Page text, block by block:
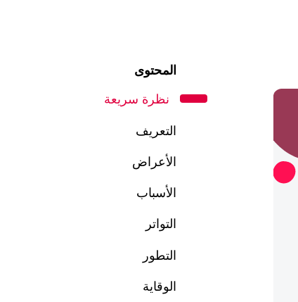
المحتوى
نظرة سريعة
التعريف
الأعراض
الأسباب
التواتر
التطور
الوقاية